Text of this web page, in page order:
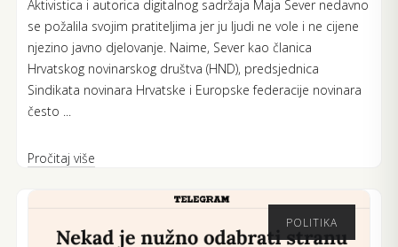
Aktivistica i autorica digitalnog sadržaja Maja Sever nedavno
se požalila svojim pratiteljima jer ju ljudi ne vole i ne cijene
njezino javno djelovanje. Naime, Sever kao članica
Hrvatskog novinarskog društva (HND), predsjednica
Sindikata novinara Hrvatske i Europske federacije novinara
često ...
Pročitaj više
POLITIKA